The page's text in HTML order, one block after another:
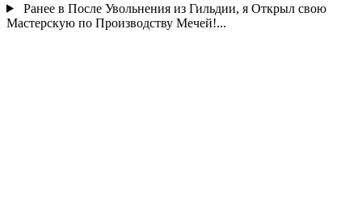
Ранее в После Увольнения из Гильдии, я Открыл свою
Мастерскую по Производству Мечей!...